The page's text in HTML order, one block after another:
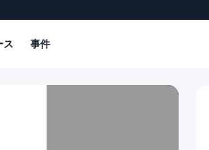
ス 事件